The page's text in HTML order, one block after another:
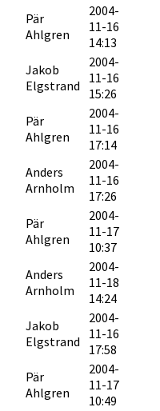
Pär
Ahlgren
2004-
11-16
14:13
Jakob
Elgstrand
2004-
11-16
15:26
Pär
Ahlgren
2004-
11-16
17:14
Anders
Arnholm
2004-
11-16
17:26
Pär
Ahlgren
2004-
11-17
10:37
Anders
Arnholm
2004-
11-18
14:24
Jakob
Elgstrand
2004-
11-16
17:58
Pär
Ahlgren
2004-
11-17
10:49